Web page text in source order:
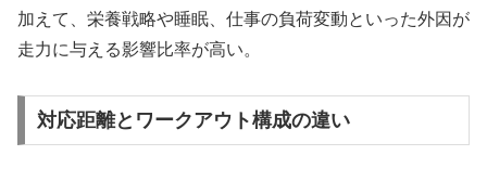
加えて、栄養戦略や睡眠、仕事の負荷変動といった外因が
走力に与える影響比率が高い。
対応距離とワークアウト構成の違い